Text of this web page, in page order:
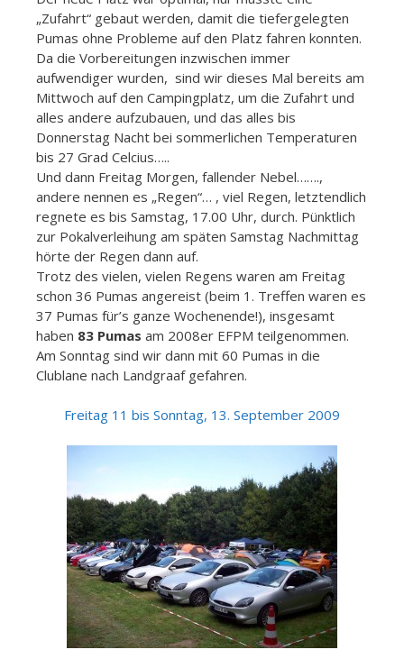
„Zufahrt“ gebaut werden, damit die tiefergelegten
Pumas ohne Probleme auf den Platz fahren konnten.
Da die Vorbereitungen inzwischen immer
aufwendiger wurden, sind wir dieses Mal bereits am
Mittwoch auf den Campingplatz, um die Zufahrt und
alles andere aufzubauen, und das alles bis
Donnerstag Nacht bei sommerlichen Temperaturen
bis 27 Grad Celcius…..
Und dann Freitag Morgen, fallender Nebel…….,
andere nennen es „Regen“… , viel Regen, letztendlich
regnete es bis Samstag, 17.00 Uhr, durch. Pünktlich
zur Pokalverleihung am späten Samstag Nachmittag
hörte der Regen dann auf.
Trotz des vielen, vielen Regens waren am Freitag
schon 36 Pumas angereist (beim 1. Treffen waren es
37 Pumas für’s ganze Wochenende!), insgesamt
haben 83 Pumas am 2008er EFPM teilgenommen.
Am Sonntag sind wir dann mit 60 Pumas in die
Clublane nach Landgraaf gefahren.
Freitag 11 bis Sonntag, 13. September 2009